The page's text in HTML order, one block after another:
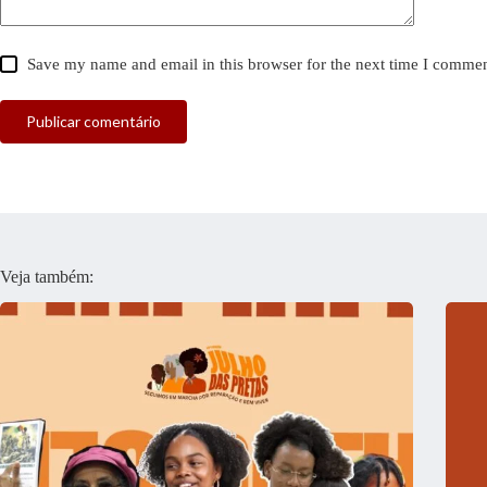
Save my name and email in this browser for the next time I
Publicar comentário
Veja também: